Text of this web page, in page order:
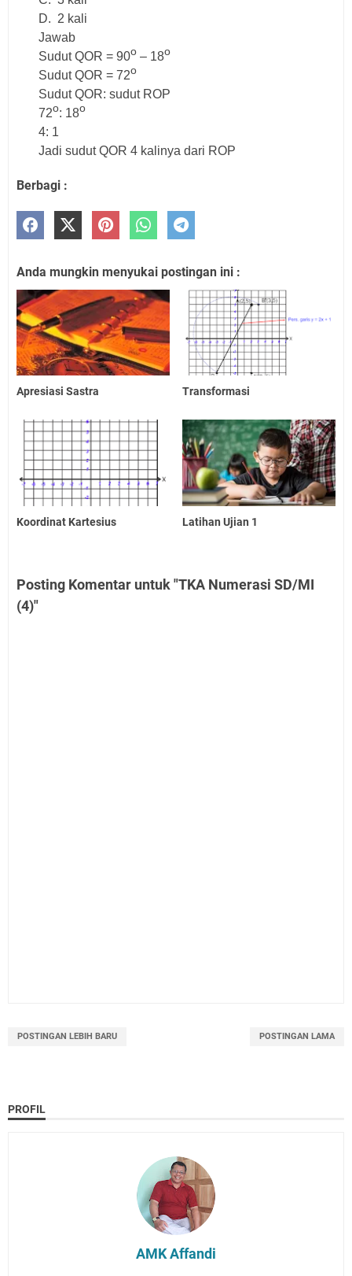
D. 2 kali
Jawab
Sudut QOR = 90o – 18o
Sudut QOR = 72o
Sudut QOR: sudut ROP
72o: 18o
4: 1
Jadi sudut QOR 4 kalinya dari ROP
Berbagi :
Anda mungkin menyukai postingan ini :
Apresiasi Sastra Transformasi
Koordinat Kartesius Latihan Ujian 1
Posting Komentar untuk "TKA Numerasi SD/MI
(4)"
POSTINGAN LEBIH BARU POSTINGAN LAMA
PROFIL
AMK Affandi